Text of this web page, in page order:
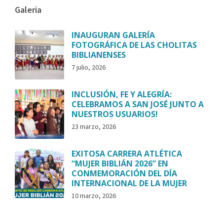
Galeria
INAUGURAN GALERÍA
FOTOGRÁFICA DE LAS CHOLITAS
BIBLIANENSES
7 julio, 2026
INCLUSIÓN, FE Y ALEGRÍA:
CELEBRAMOS A SAN JOSÉ JUNTO A
NUESTROS USUARIOS!
23 marzo, 2026
EXITOSA CARRERA ATLÉTICA
“MUJER BIBLIÁN 2026” EN
CONMEMORACIÓN DEL DÍA
INTERNACIONAL DE LA MUJER
10 marzo, 2026